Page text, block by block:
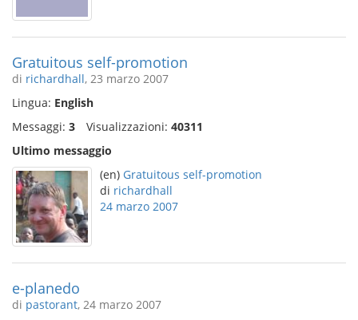
Gratuitous self-promotion
di richardhall, 23 marzo 2007
Lingua: English
Messaggi: 3 Visualizzazioni: 40311
Ultimo messaggio
(en) Gratuitous self-promotion
di richardhall
24 marzo 2007
e-planedo
di pastorant, 24 marzo 2007